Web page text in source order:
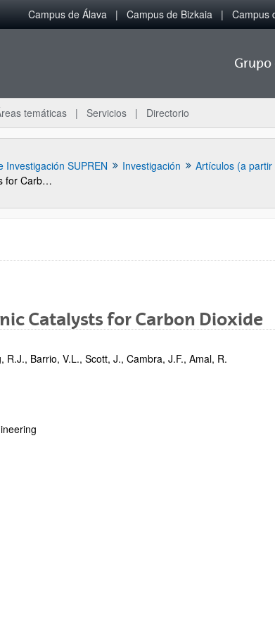
Campus de Álava Campus de Bizkaia Campus
Grupo
temáticas Servicios Directorio
Investigación SUPREN Investigación Artículos (a partir
Silver-Based Plasmonic Catalysts for Carbon Dioxide Reduction
Catalysts for Carbon Dioxide
Barrio, V.L., Scott, J., Cambra, J.F., Amal, R.